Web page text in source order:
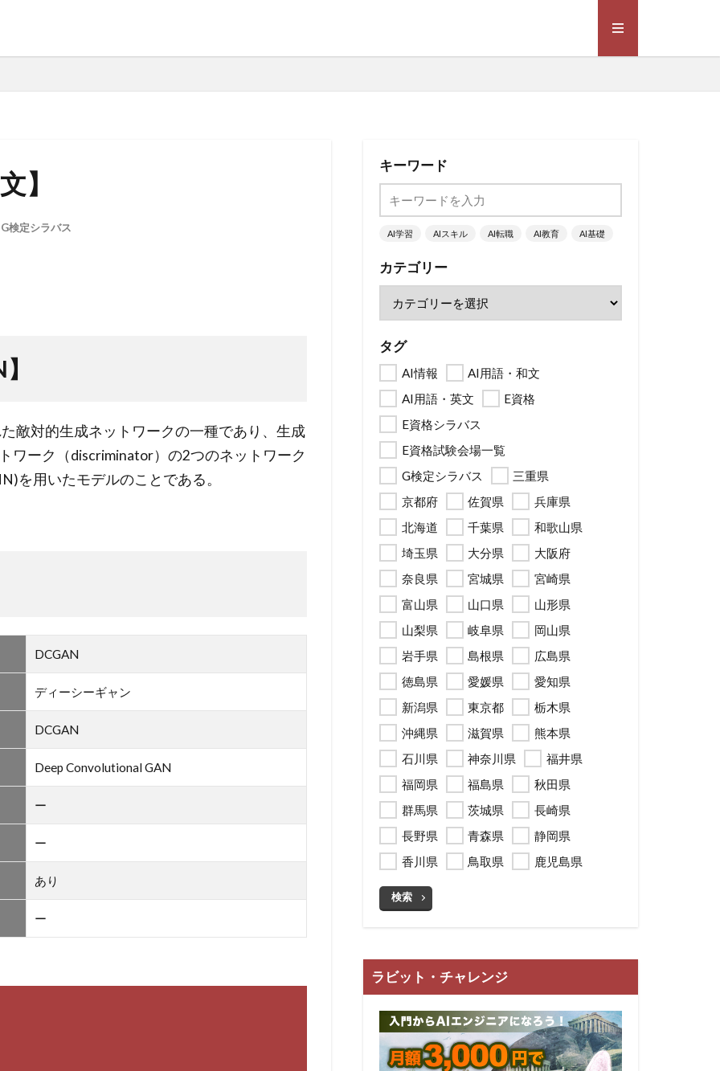
】
G検定シラバス
敵対的生成ネットワークの一種であり、生成
ワーク（discriminator）の2つのネットワーク
を用いたモデルのことである。
DCGAN
ディーシーギャン
DCGAN
Deep Convolutional GAN
ー
ー
あり
ー
キーワード
AI学習 AIスキル AI転職 AI教育 AI基礎
カテゴリー
タグ
AI情報
AI用語・和文
AI用語・英文
E資格
E資格シラバス
E資格試験会場一覧
G検定シラバス
三重県
京都府
佐賀県
兵庫県
北海道
千葉県
和歌山県
埼玉県
大分県
大阪府
奈良県
宮城県
宮崎県
富山県
山口県
山形県
山梨県
岐阜県
岡山県
岩手県
島根県
広島県
徳島県
愛媛県
愛知県
新潟県
東京都
栃木県
沖縄県
滋賀県
熊本県
石川県
神奈川県
福井県
福岡県
福島県
秋田県
群馬県
茨城県
長崎県
長野県
青森県
静岡県
香川県
鳥取県 鹿児島県
検索
ラビット・チャレンジ